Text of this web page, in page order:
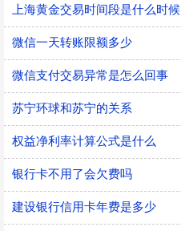
上海黄金交易时间段是什么时候
微信一天转账限额多少
微信支付交易异常是怎么回事
苏宁环球和苏宁的关系
权益净利率计算公式是什么
银行卡不用了会欠费吗
建设银行信用卡年费是多少